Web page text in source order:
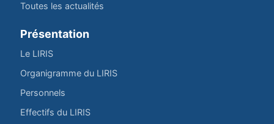
Toutes les actualités
Présentation
Le LIRIS
Organigramme du LIRIS
Personnels
Effectifs du LIRIS